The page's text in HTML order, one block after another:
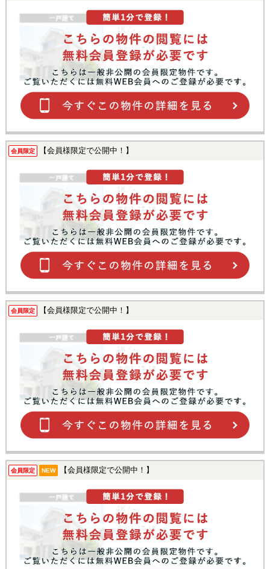
会員限定 【会員様限定で公開中！】
会員限定 【会員様限定で公開中！】
会員限定 NEW 【会員様限定で公開中！】